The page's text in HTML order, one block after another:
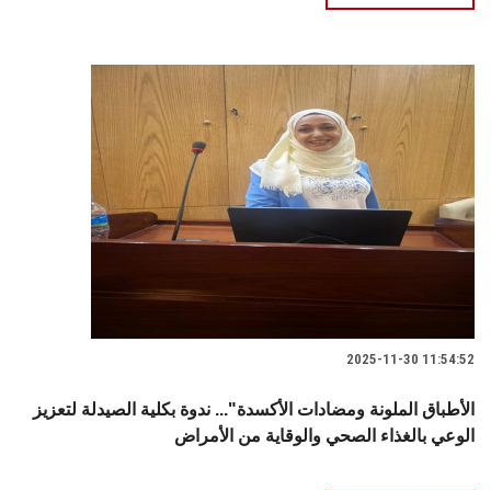
2025-11-30 11:54:52
الأطباق الملونة ومضادات الأكسدة"... ندوة بكلية الصيدلة لتعزيز
الوعي بالغذاء الصحي والوقاية من الأمراض